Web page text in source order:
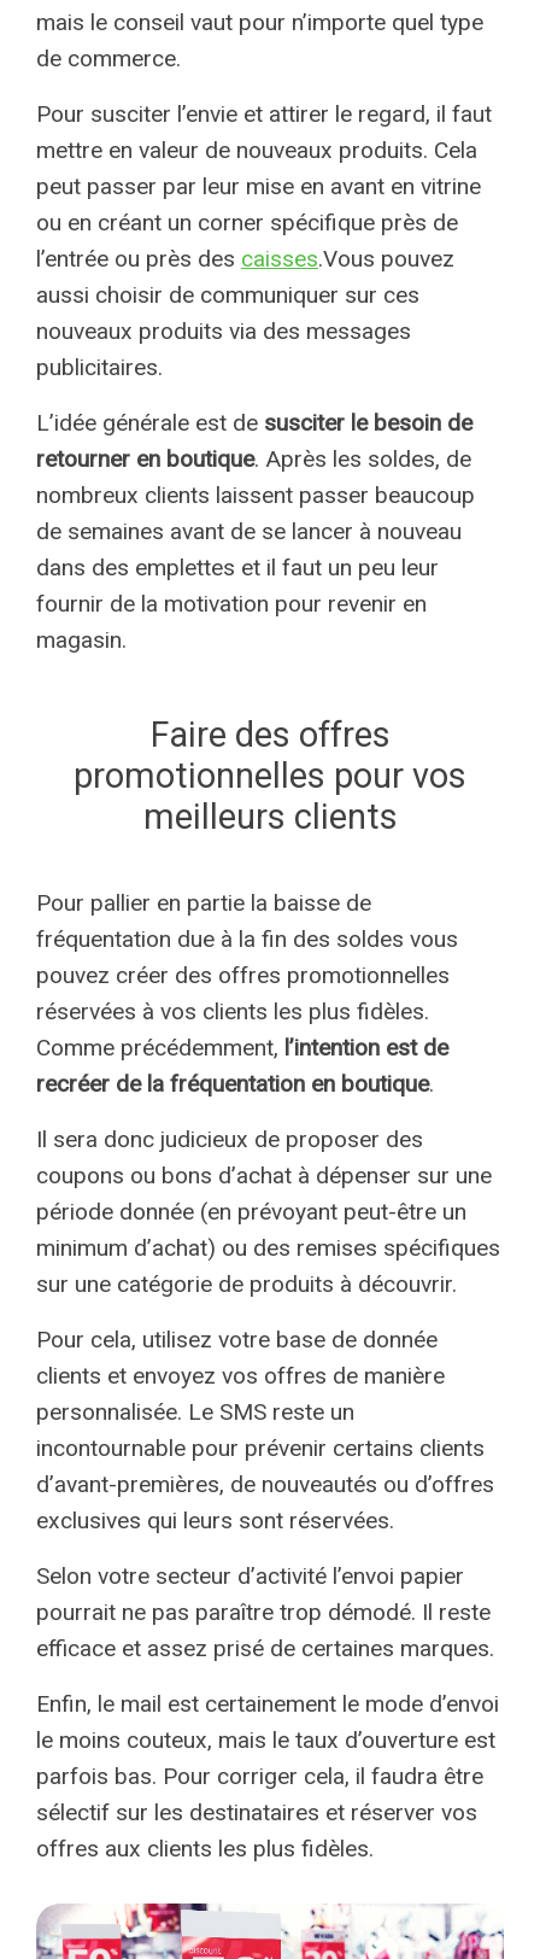
mais le conseil vaut pour n’importe quel type
de commerce.
Pour susciter l’envie et attirer le regard, il faut
mettre en valeur de nouveaux produits. Cela
peut passer par leur mise en avant en vitrine
ou en créant un corner spécifique près de
l’entrée ou près des caisses.Vous pouvez
aussi choisir de communiquer sur ces
nouveaux produits via des messages
publicitaires.
L’idée générale est de susciter le besoin de
retourner en boutique. Après les soldes, de
nombreux clients laissent passer beaucoup
de semaines avant de se lancer à nouveau
dans des emplettes et il faut un peu leur
fournir de la motivation pour revenir en
magasin.
Faire des offres
promotionnelles pour vos
meilleurs clients
Pour pallier en partie la baisse de
fréquentation due à la fin des soldes vous
pouvez créer des offres promotionnelles
réservées à vos clients les plus fidèles.
Comme précédemment, l’intention est de
recréer de la fréquentation en boutique.
Il sera donc judicieux de proposer des
coupons ou bons d’achat à dépenser sur une
période donnée (en prévoyant peut-être un
minimum d’achat) ou des remises spécifiques
sur une catégorie de produits à découvrir.
Pour cela, utilisez votre base de donnée
clients et envoyez vos offres de manière
personnalisée. Le SMS reste un
incontournable pour prévenir certains clients
d’avant-premières, de nouveautés ou d’offres
exclusives qui leurs sont réservées.
Selon votre secteur d’activité l’envoi papier
pourrait ne pas paraître trop démodé. Il reste
efficace et assez prisé de certaines marques.
Enfin, le mail est certainement le mode d’envoi
le moins couteux, mais le taux d’ouverture est
parfois bas. Pour corriger cela, il faudra être
sélectif sur les destinataires et réserver vos
offres aux clients les plus fidèles.